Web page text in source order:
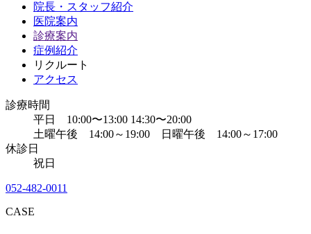
院長・スタッフ紹介
医院案内
診療案内
症例紹介
リクルート
アクセス
診療時間
平日 10:00〜13:00 14:30〜20:00
土曜午後 14:00～19:00 日曜午後 14:00～17:00
休診日
祝日
052-482-0011
CASE